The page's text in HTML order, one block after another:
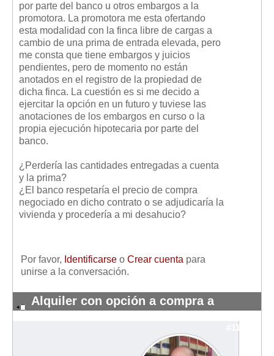
Legislación de interés práctico
Diccionario
Usuario
Entrar / Salir
Mis boletines
por parte del banco u otros embargos a la
promotora. La promotora me esta ofertando
esta modalidad con la finca libre de cargas a
cambio de una prima de entrada elevada, pero
me consta que tiene embargos y juicios
pendientes, pero de momento no están
anotados en el registro de la propiedad de
dicha finca. La cuestión es si me decido a
ejercitar la opción en un futuro y tuviese las
anotaciones de los embargos en curso o la
propia ejecución hipotecaria por parte del
banco.
¿Perdería las cantidades entregadas a cuenta
y la prima?
¿El banco respetaría el precio de compra
negociado en dicho contrato o se adjudicaría la
vivienda y procedería a mi desahucio?
Por favor, Identificarse o Crear cuenta para
unirse a la conversación.
Alquiler con opción a compra a
promotora